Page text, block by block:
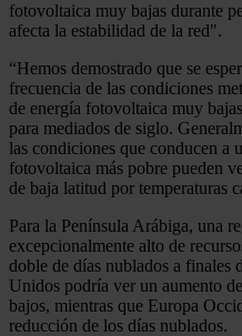
fotovoltaica muy bajas durante
afecta la estabilidad de la red".
“Hemos demostrado que se
frecuencia de las condiciones
de energía fotovoltaica muy
para mediados de siglo.
las condiciones que conducen a
fotovoltaica más pobre pueden
de baja latitud por temperaturas
Para la Península Arábiga, una
excepcionalmente alto de
doble de días nublados a finales
Unidos podría ver un aumento
bajos, mientras que Europa
reducción de los días nublados.